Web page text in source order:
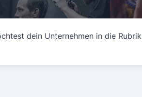
dein Unternehmen in die Rubrik